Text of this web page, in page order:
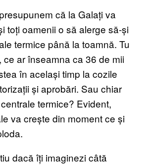
că la Galați va
toți oamenii o să alerge să-și
termice până la toamnă. Tu
ce ar înseamna ca 36 de mii
în același timp la cozile
și aprobări. Sau chiar
termice? Evident,
va crește din moment ce și
dacă îți imaginezi câtă